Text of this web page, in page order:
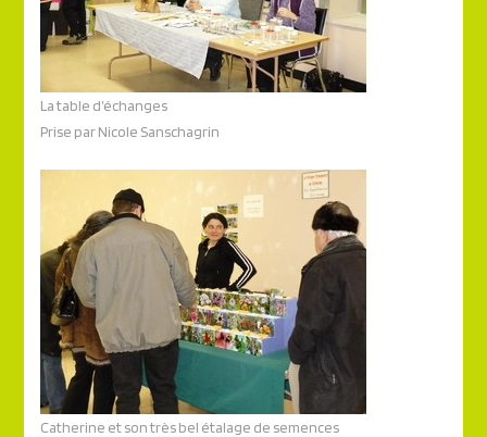
La table d’échanges
Prise par Nicole Sanschagrin
Catherine et son très bel étalage de semences